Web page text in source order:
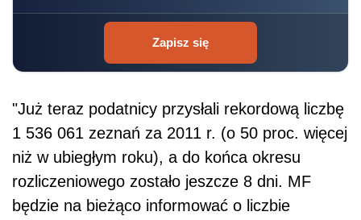
Zapisz się
"Już teraz podatnicy przysłali rekordową liczbę
1 536 061 zeznań za 2011 r. (o 50 proc. więcej
niż w ubiegłym roku), a do końca okresu
rozliczeniowego zostało jeszcze 8 dni. MF
będzie na bieżąco informować o liczbie